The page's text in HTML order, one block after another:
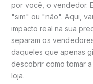
por você, o vendedor.
"sim" ou "não". Aqui,
impacto real na sua
separam os
daqueles que apenas
descobrir como tomar
loja.